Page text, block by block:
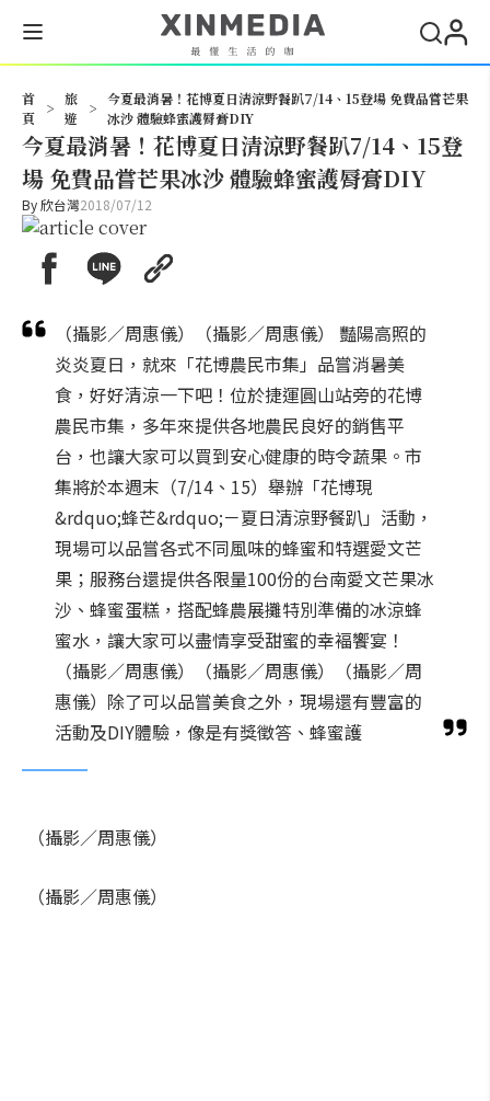
首
頁
>
旅
遊
>
今夏最消暑！花博夏日清涼野餐趴7/14、15登場 免費品嘗芒果
冰沙 體驗蜂蜜護脣膏DIY
今夏最消暑！花博夏日清涼野餐趴7/14、15登
場 免費品嘗芒果冰沙 體驗蜂蜜護脣膏DIY
By欣台灣2018/07/12
（攝影／周惠儀）（攝影／周惠儀） 豔陽高照的
炎炎夏日，就來「花博農民市集」品嘗消暑美
食，好好清涼一下吧！位於捷運圓山站旁的花博
農民市集，多年來提供各地農民良好的銷售平
台，也讓大家可以買到安心健康的時令蔬果。市
集將於本週末（7/14、15）舉辦「花博現
&rdquo;蜂芒&rdquo;－夏日清涼野餐趴」活動，
現場可以品嘗各式不同風味的蜂蜜和特選愛文芒
果；服務台還提供各限量100份的台南愛文芒果冰
沙、蜂蜜蛋糕，搭配蜂農展攤特別準備的冰涼蜂
蜜水，讓大家可以盡情享受甜蜜的幸褔饗宴！
（攝影／周惠儀）（攝影／周惠儀）（攝影／周
惠儀）除了可以品嘗美食之外，現場還有豐富的
活動及DIY體驗，像是有獎徵答、蜂蜜護
（攝影／周惠儀）
（攝影／周惠儀）